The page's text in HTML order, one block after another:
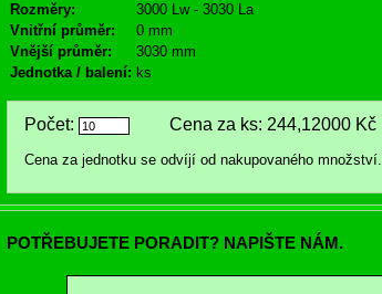
Rozměry:
3000 Lw - 3030 La
Vnitřní průměr:
0 mm
Vnější průměr:
3030 mm
Jednotka / balení: ks
Počet: Cena za ks: 244,12000 Kč
Cena za jednotku se odvíjí od nakupovaného množství.
POTŘEBUJETE PORADIT? NAPIŠTE NÁM.